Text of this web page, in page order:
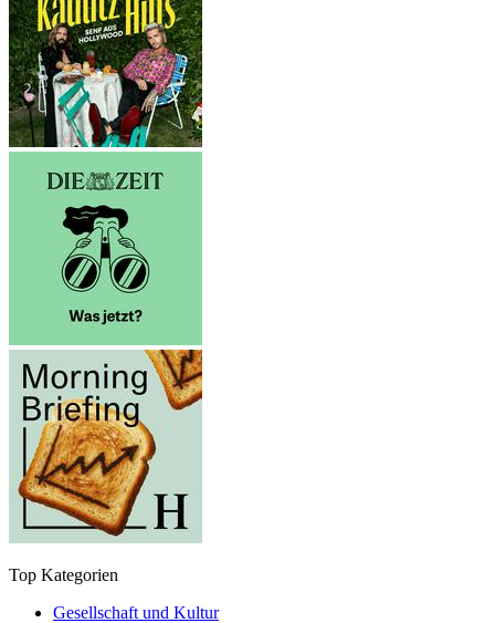
Top Kategorien
Gesellschaft und Kultur